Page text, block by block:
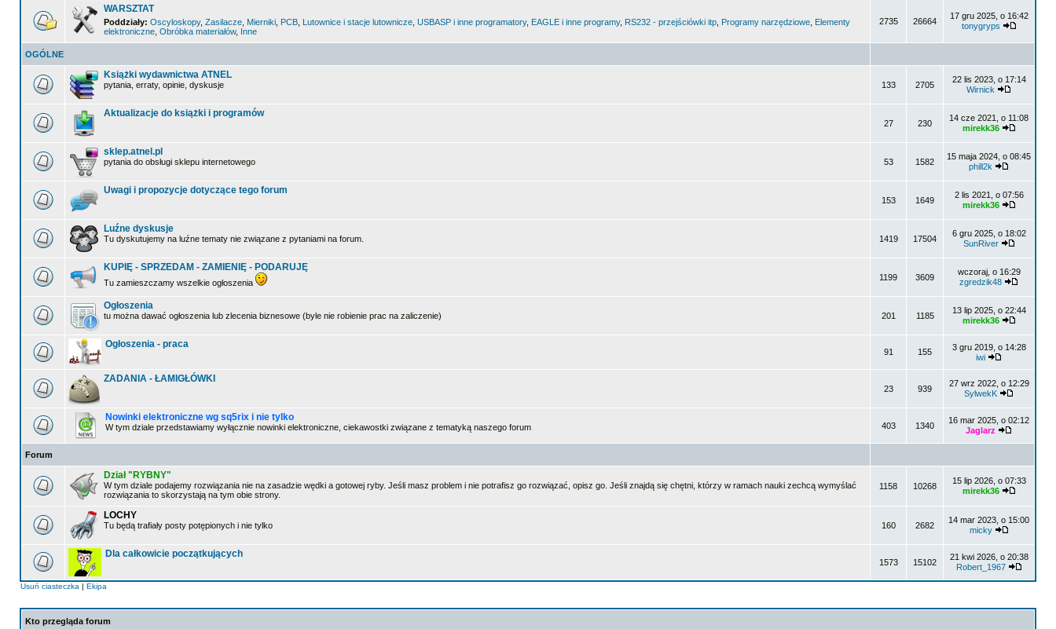
WARSZTAT
Poddziały: Oscyloskopy, Zasilacze Mierniki PCB Lutownice i stacje lutownicze USBASP i inne programatory, EAGLE i inne programy, RS232 - przejściówki itp Programy narzędziowe Elementy
elektroniczne Obróbka materiałów, Inne
2735 26664
17 gru 2025, o 16:42
tonygryps
OGÓLNE
Książki wydawnictwa ATNEL
pytania, erraty, opinie, dyskusje 133 2705
22 lis 2023, o 17:14
Wirnick
Aktualizacje do książki i programów
27 230
14 cze 2021, o 11:08
mirekk36
sklep.atnel.pl
pytania do obsługi sklepu internetowego 53 1582
15 maja 2024, o 08:45
phill2k
Uwagi i propozycje dotyczące tego forum
153 1649
2 lis 2021, o 07:56
mirekk36
Luźne dyskusje
Tu dyskutujemy na luźne tematy nie związane z pytaniami na forum. 1419 17504
6 gru 2025, o 18:02
SunRiver
KUPIĘ - SPRZEDAM - ZAMIENIĘ - PODARUJĘ
Tu zamieszczamy wszelkie ogłoszenia
1199 3609
wczoraj, o 16:29
zgredzik48
Ogłoszenia
tu można dawać ogłoszenia lub zlecenia biznesowe (byle nie robienie prac na zaliczenie) 201 1185
13 lip 2025, o 22:44
mirekk36
Ogłoszenia - praca
91 155
3 gru 2019, o 14:28
iwi
ZADANIA - ŁAMIGŁÓWKI
23 939
27 wrz 2022, o 12:29
SylwekK
Nowinki elektroniczne wg sq5rix i nie tylko
W tym dziale przedstawiamy wyłącznie nowinki elektroniczne, ciekawostki związane z tematyką naszego forum 403 1340
16 mar 2025, o 02:12
Jaglarz
Forum
Dział "RYBNY"
W tym dziale podajemy rozwiązania nie na zasadzie wędki a gotowej ryby. Jeśli masz problem i nie potrafisz go rozwiązać, opisz go. Jeśli znajdą się chętni, którzy w ramach nauki zechcą wymyślać
rozwiązania to skorzystają na tym obie strony.
1158 10268
15 lip 2026, o 07:33
mirekk36
LOCHY
Tu będą trafiały posty potępionych i nie tylko 160 2682
14 mar 2023, o 15:00
micky
Dla całkowicie początkujących
1573 15102
21 kwi 2026, o 20:38
Robert_1967
Usuń ciasteczka | Ekipa
Kto przegląda forum